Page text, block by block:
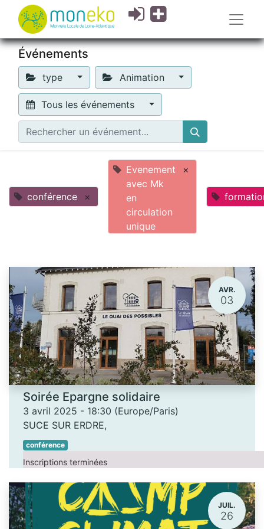
Événements
type Animation
Tous les événements
conférence ×
Evenement
avec Mk
en
circulation
unique
×
AVR.
03
Soirée Epargne solidaire
3 avril 2025 - 18:30 (Europe/Paris)
SUCE SUR ERDRE,
conférence
Inscriptions terminées
JUIL.
26